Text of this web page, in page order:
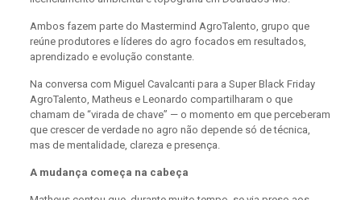
Ambos fazem parte do Mastermind AgroTalento, grupo que
reúne produtores e líderes do agro focados em resultados,
aprendizado e evolução constante.
Na conversa com Miguel Cavalcanti para a Super Black Friday
AgroTalento, Matheus e Leonardo compartilharam o que
chamam de “virada de chave” — o momento em que perceberam
que crescer de verdade no agro não depende só de técnica,
mas de mentalidade, clareza e presença.
A mudança começa na cabeça